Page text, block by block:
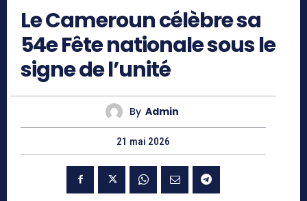
Le Cameroun célèbre sa
54e Fête nationale sous le
signe de l’unité
By Admin
21 mai 2026